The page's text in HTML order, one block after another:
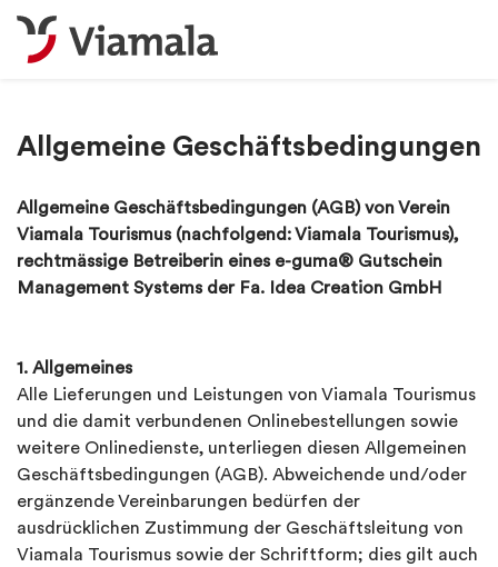
Allgemeine Geschäftsbedingungen
Allgemeine Geschäftsbedingungen (AGB) von Verein
Viamala Tourismus (nachfolgend: Viamala Tourismus),
rechtmässige Betreiberin eines e-guma® Gutschein
Management Systems der Fa. Idea Creation GmbH
1. Allgemeines
Alle Lieferungen und Leistungen von Viamala Tourismus
und die damit verbundenen Onlinebestellungen sowie
weitere Onlinedienste, unterliegen diesen Allgemeinen
Geschäftsbedingungen (AGB). Abweichende und/oder
ergänzende Vereinbarungen bedürfen der
ausdrücklichen Zustimmung der Geschäftsleitung von
Viamala Tourismus sowie der Schriftform; dies gilt auch